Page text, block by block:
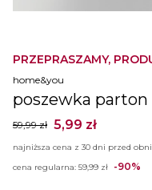
PRZEPRASZAMY,
home&you
poszewka parton
59,99 zł 5,99 zł
najniższa cena z 30 dni przed
cena regularna: 59,99 zł -90%